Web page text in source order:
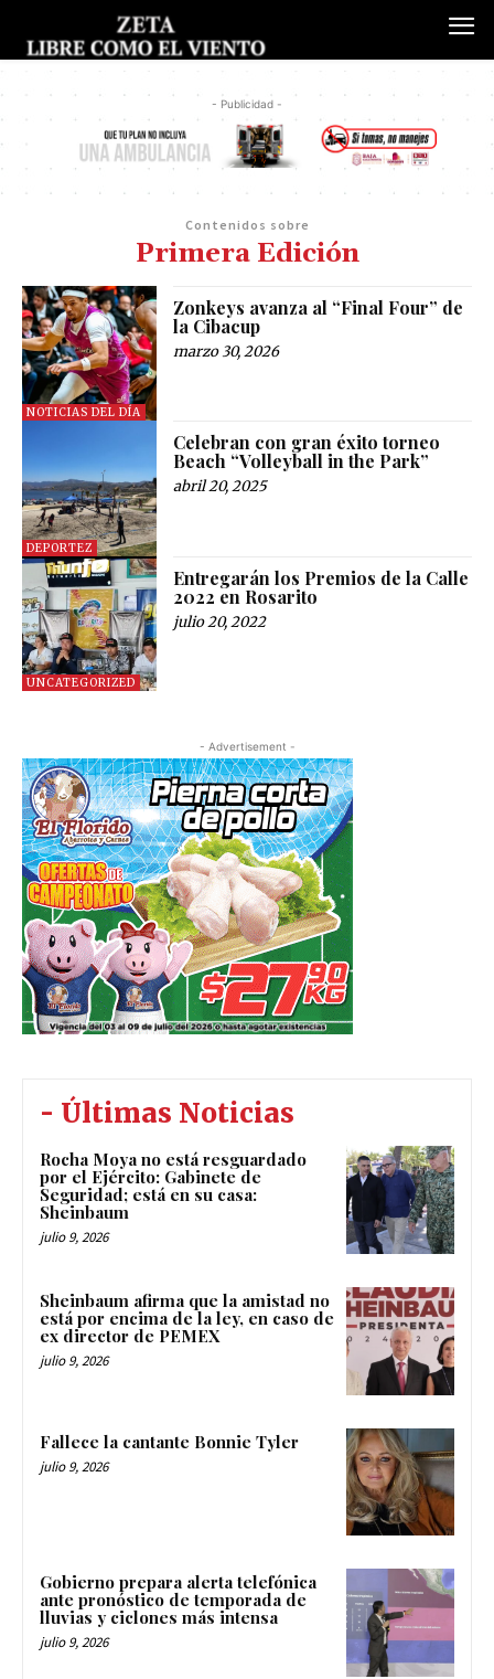
- Publicidad -
Contenidos sobre
Primera Edición
NOTICIAS DEL DÍA
Zonkeys avanza al “Final Four” de
la Cibacup
marzo 30, 2026
DEPORTEZ
Celebran con gran éxito torneo
Beach “Volleyball in the Park”
abril 20, 2025
UNCATEGORIZED
Entregarán los Premios de la Calle
2022 en Rosarito
julio 20, 2022
- Advertisement -
- Últimas Noticias
Rocha Moya no está resguardado
por el Ejército: Gabinete de
Seguridad; está en su casa:
Sheinbaum
julio 9, 2026
Sheinbaum afirma que la amistad no
está por encima de la ley, en caso de
ex director de PEMEX
julio 9, 2026
Fallece la cantante Bonnie Tyler
julio 9, 2026
Gobierno prepara alerta telefónica
ante pronóstico de temporada de
lluvias y ciclones más intensa
julio 9, 2026